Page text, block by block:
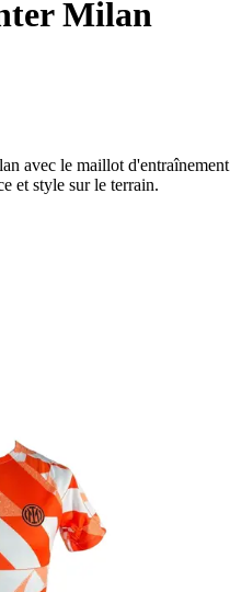
Milan
avec le maillot d'entraînement
et style sur le terrain.